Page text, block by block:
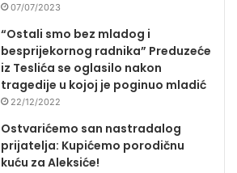
07/07/2023
“Ostali smo bez mladog i
besprijekornog radnika” Preduzeće
iz Teslića se oglasilo nakon
tragedije u kojoj je poginuo mladić
22/12/2022
Ostvarićemo san nastradalog
prijatelja: Kupićemo porodičnu
kuću za Aleksiće!